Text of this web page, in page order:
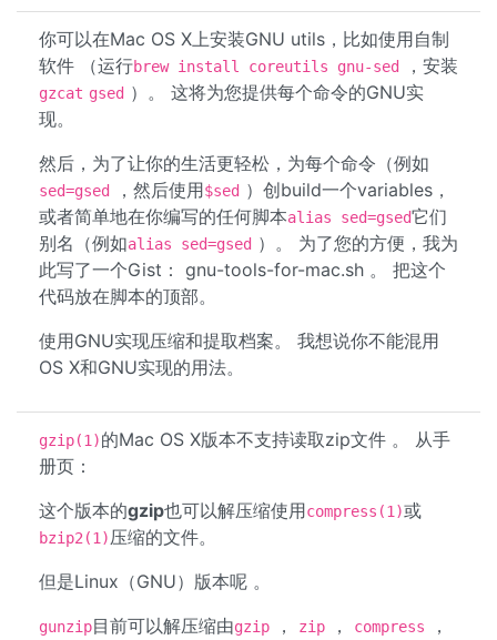
你可以在Mac OS X上安装GNU utils，比如使用自制
软件 （运行brew install coreutils gnu-sed ，安装
gzcat gsed ）。 这将为您提供每个命令的GNU实
现。
然后，为了让你的生活更轻松，为每个命令（例如
sed=gsed ，然后使用$sed ）创build一个variables，
或者简单地在你编写的任何脚本alias sed=gsed它们
别名（例如alias sed=gsed ）。 为了您的方便，我为
此写了一个Gist： gnu-tools-for-mac.sh 。 把这个
代码放在脚本的顶部。
使用GNU实现压缩和提取档案。 我想说你不能混用
OS X和GNU实现的用法。
gzip(1)的Mac OS X版本不支持读取zip文件 。 从手
册页：
这个版本的gzip也可以解压缩使用compress(1)或
bzip2(1)压缩的文件。
但是Linux（GNU）版本呢 。
gunzip目前可以解压缩由gzip ， zip ， compress ，